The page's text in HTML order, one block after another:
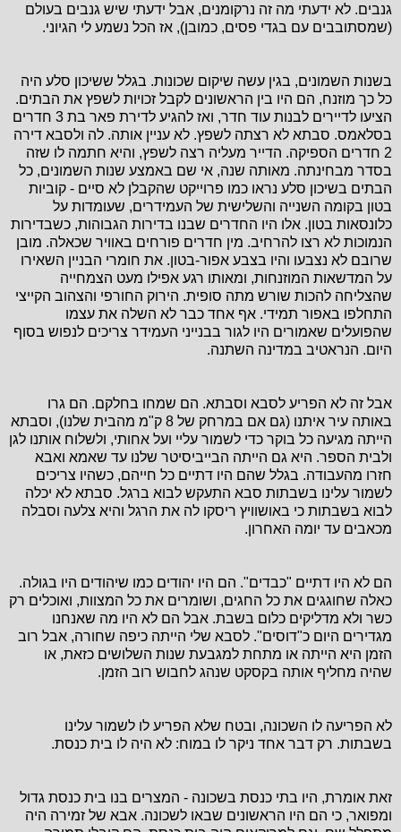
גנבים. לא ידעתי מה זה נרקומנים, אבל ידעתי שיש גנבים בעולם
(שמסתובבים עם בגדי פסים, כמובן), אז הכל נשמע לי הגיוני.
בשנות השמונים, בגין עשה שיקום שכונות. בגלל ששיכון סלע היה
כל כך מוזנח, הם היו בין הראשונים לקבל זכויות לשפץ את הבתים.
הציעו לדיירים לבנות עוד חדר, ואז להגיע לדירת פאר בת 3 חדרים
בסלאמס. סבתא לא רצתה לשפץ. לא עניין אותה. לה ולסבא דירה
2 חדרים הספיקה. הדייר מעליה רצה לשפץ, והיא חתמה לו שזה
בסדר מבחינתה. מאותה שנה, אי שם באמצע שנות השמונים, כל
הבתים בשיכון סלע נראו כמו פרוייקט שהקבלן לא סיים - קוביות
בטון בקומה השנייה והשלישית של העמידרים, שעומדות על
כלונסאות בטון. אלו היו החדרים שבנו בדירות הגבוהות, כשבדירות
הנמוכות לא רצו להרחיב. מין חדרים פורחים באוויר שכאלה. מובן
שרובם לא נצבעו והיו בצבע אפור-בטון. את חומרי הבניין השאירו
על המדשאות המוזנחות, ומאותו רגע אפילו מעט הצמחייה
שהצליחה להכות שורש מתה סופית. הירוק החורפי והצהוב הקייצי
התחלפו באפור תמידי. אף אחד כבר לא השלה את עצמו
שהפועלים שאמורים היו לגור בבנייני העמידר צריכים לנפוש בסוף
היום. הנראטיב במדינה השתנה.
אבל זה לא הפריע לסבא וסבתא. הם שמחו בחלקם. הם גרו
באותה עיר איתנו (גם אם במרחק של 8 ק"מ מהבית שלנו), וסבתא
הייתה מגיעה כל בוקר כדי לשמור עליי ועל אחותי, ולשלוח אותנו לגן
ולבית הספר. היא גם הייתה הבייביסיטר שלנו עד שאמא ואבא
חזרו מהעבודה. בגלל שהם היו דתיים כל חייהם, כשהיו צריכים
לשמור עלינו בשבתות סבא התעקש לבוא ברגל. סבתא לא יכלה
לבוא בשבתות כי באושוויץ ריסקו לה את הרגל והיא צלעה וסבלה
מכאבים עד יומה האחרון.
הם לא היו דתיים "כבדים". הם היו יהודים כמו שיהודים היו בגולה.
כאלה שחוגגים את כל החגים, ושומרים את כל המצוות, ואוכלים רק
כשר ולא מדליקים כלום בשבת. אבל הם לא היו מה שאנחנו
מגדירים היום כ"דוסים". לסבא שלי הייתה כיפה שחורה, אבל רוב
הזמן היא הייתה או מתחת למגבעת שנות השלושים כזאת, או
שהיה מחליף אותה בקסקט שנהג לחבוש רוב הזמן.
לא הפריעה לו השכונה, ובטח שלא הפריע לו לשמור עלינו
בשבתות. רק דבר אחד ניקר לו במוח: לא היה לו בית כנסת.
זאת אומרת, היו בתי כנסת בשכונה - המצרים בנו בית כנסת גדול
ומפואר, כי הם היו הראשונים שבאו לשכונה. אבא של זמירה היה